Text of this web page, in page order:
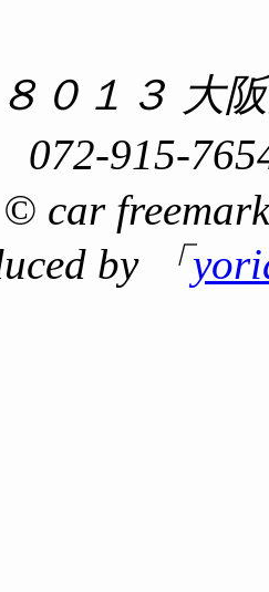
０１３ 大
915-
car
by 「